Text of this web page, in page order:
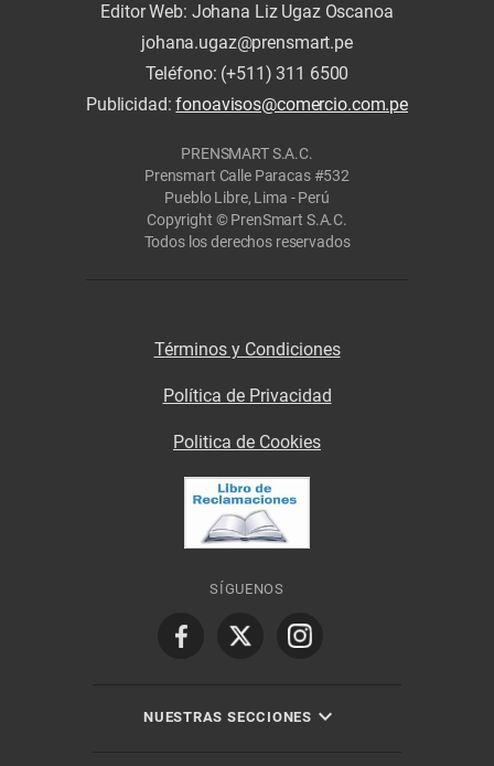
Editor Web: Johana Liz Ugaz Oscanoa
johana.ugaz@prensmart.pe
Teléfono: (+511) 311 6500
Publicidad:fonoavisos@comercio.com.pe
PRENSMART S.A.C.
Prensmart Calle Paracas #532
Pueblo Libre, Lima - Perú
Copyright © PrenSmart S.A.C.
Todos los derechos reservados
Términos y Condiciones
Política de Privacidad
Politica de Cookies
SÍGUENOS
NUESTRAS SECCIONES